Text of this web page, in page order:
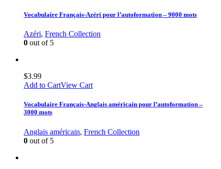
Vocabulaire Français-Azéri pour l’autoformation – 9000 mots
Azéri, French Collection
0 out of 5
$3.99
Add to CartView Cart
Vocabulaire Français-Anglais américain pour l’autoformation –
3000 mots
Anglais américain, French Collection
0 out of 5